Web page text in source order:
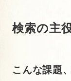
検索の主
こんな課題